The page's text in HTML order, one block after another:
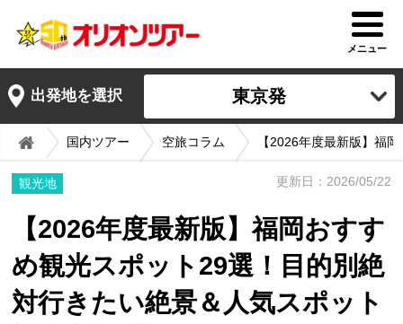
メニュー
出発地を選択 東京発
国内ツアー 空旅コラム 【2026年度最新版】福
観光地 更新日：2026/05/22
【2026年度最新版】福岡おすす
め観光スポット29選！目的別絶
対行きたい絶景＆人気スポット